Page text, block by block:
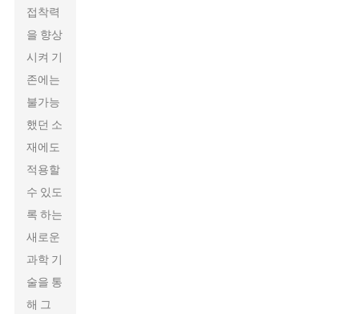
접착력
을 향상
시켜 기
존에는
불가능
했던 소
재에도
적용할
수 있도
록 하는
새로운
과학 기
술을 통
해 그